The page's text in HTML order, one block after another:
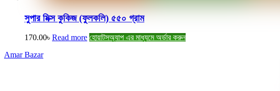
সুপার মিক্স কুকিজ (ফুলকলি) ৫৫০ গ্রাম
170.00৳ Read more হোয়াটসঅ্যাপ এর মাধ্যমে অর্ডার করুন
Amar Bazar